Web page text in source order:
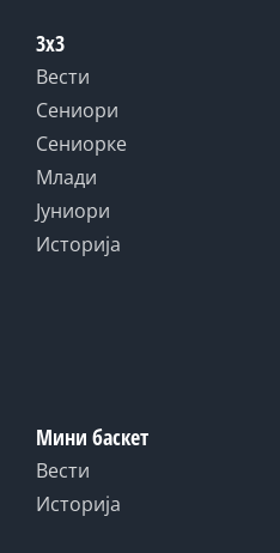
3x3
Вести
Сениори
Сениорке
Млади
Јуниори
Историја
Мини баскет
Вести
Историја